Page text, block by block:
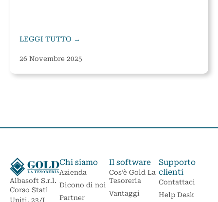
LEGGI TUTTO →
26 Novembre 2025
Albasoft S.r.l.
Corso Stati
Uniti, 23/I
Chi siamo
Azienda
Dicono di noi
Partner
Il software
Cos’è Gold La
Tesoreria
Vantaggi
Supporto
clienti
Contattaci
Help Desk